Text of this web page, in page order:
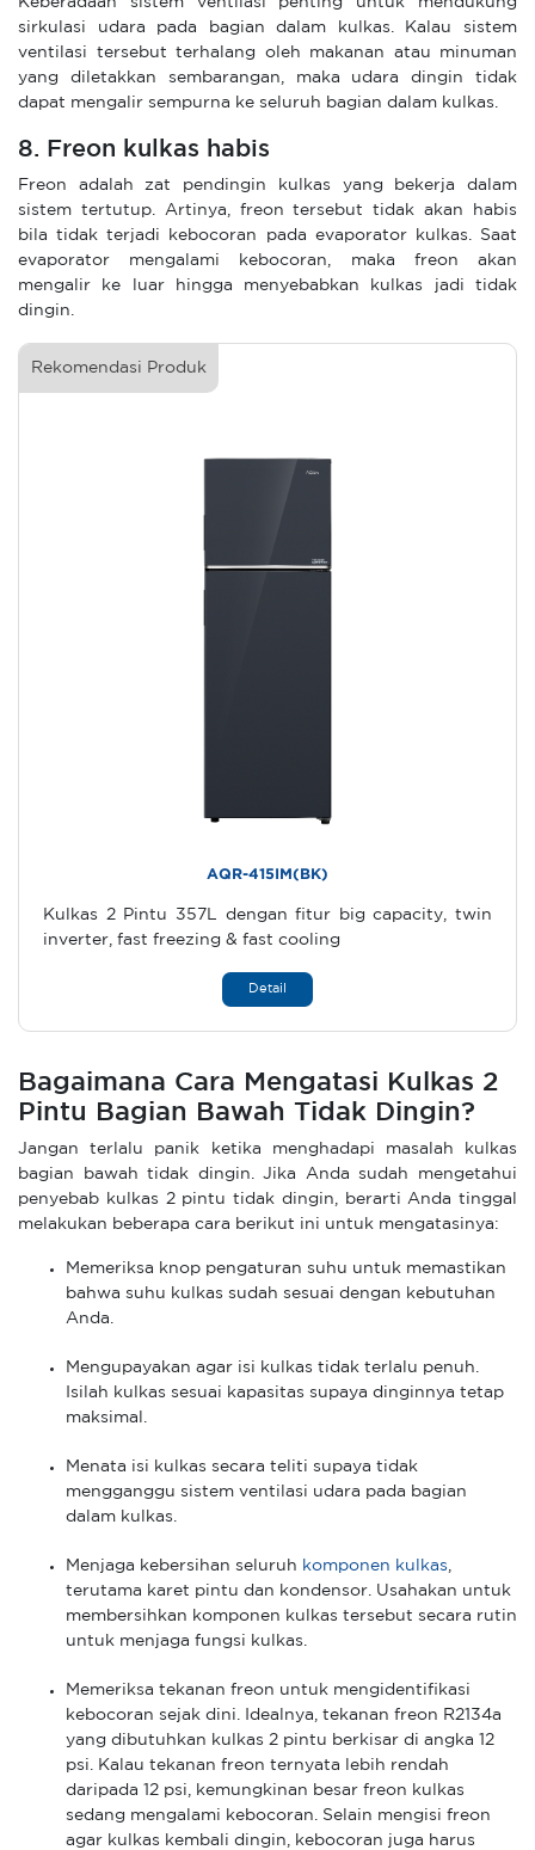
sirkulasi udara pada bagian dalam kulkas. Kalau sistem
ventilasi tersebut terhalang oleh makanan atau minuman
yang diletakkan sembarangan, maka udara dingin tidak
dapat mengalir sempurna ke seluruh bagian dalam kulkas.
8. Freon kulkas habis
Freon adalah zat pendingin kulkas yang bekerja dalam
sistem tertutup. Artinya, freon tersebut tidak akan habis
bila tidak terjadi kebocoran pada evaporator kulkas. Saat
evaporator mengalami kebocoran, maka freon akan
mengalir ke luar hingga menyebabkan kulkas jadi tidak
dingin.
Rekomendasi Produk
AQR-415IM(BK)
Kulkas 2 Pintu 357L dengan fitur big capacity, twin
inverter, fast freezing & fast cooling
Detail
Bagaimana Cara Mengatasi Kulkas 2
Pintu Bagian Bawah Tidak Dingin?
Jangan terlalu panik ketika menghadapi masalah kulkas
bagian bawah tidak dingin. Jika Anda sudah mengetahui
penyebab kulkas 2 pintu tidak dingin, berarti Anda tinggal
melakukan beberapa cara berikut ini untuk mengatasinya:
Memeriksa knop pengaturan suhu untuk memastikan
bahwa suhu kulkas sudah sesuai dengan kebutuhan
Anda.
Mengupayakan agar isi kulkas tidak terlalu penuh.
Isilah kulkas sesuai kapasitas supaya dinginnya tetap
maksimal.
Menata isi kulkas secara teliti supaya tidak
mengganggu sistem ventilasi udara pada bagian
dalam kulkas.
Menjaga kebersihan seluruh komponen kulkas
terutama karet pintu dan kondensor. Usahakan untuk
membersihkan komponen kulkas tersebut secara rutin
untuk menjaga fungsi kulkas.
Memeriksa tekanan freon untuk mengidentifikasi
kebocoran sejak dini. Idealnya, tekanan freon R2134a
yang dibutuhkan kulkas 2 pintu berkisar di angka 12
psi. Kalau tekanan freon ternyata lebih rendah
daripada 12 psi, kemungkinan besar freon kulkas
sedang mengalami kebocoran. Selain mengisi freon
agar kulkas kembali dingin, kebocoran juga harus